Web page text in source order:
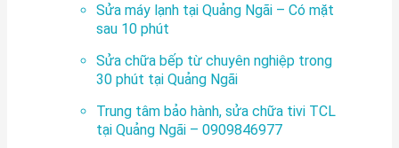
Sửa máy lạnh tại Quảng Ngãi – Có mặt
sau 10 phút
Sửa chữa bếp từ chuyên nghiệp trong
30 phút tại Quảng Ngãi
Trung tâm bảo hành, sửa chữa tivi TCL
tại Quảng Ngãi – 0909846977